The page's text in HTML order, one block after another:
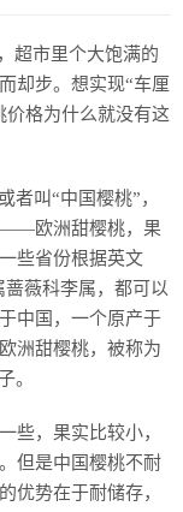
超市里个大饱满的
却步。想实现“车厘
价格为什么就没有这
者叫“中国樱桃”，
——欧洲甜樱桃，果
些省份根据英文
蔷薇科李属，都可以
中国，一个原产于
洲甜樱桃，被称为
。
些，果实比较小，
但是中国樱桃不耐
优势在于耐储存，